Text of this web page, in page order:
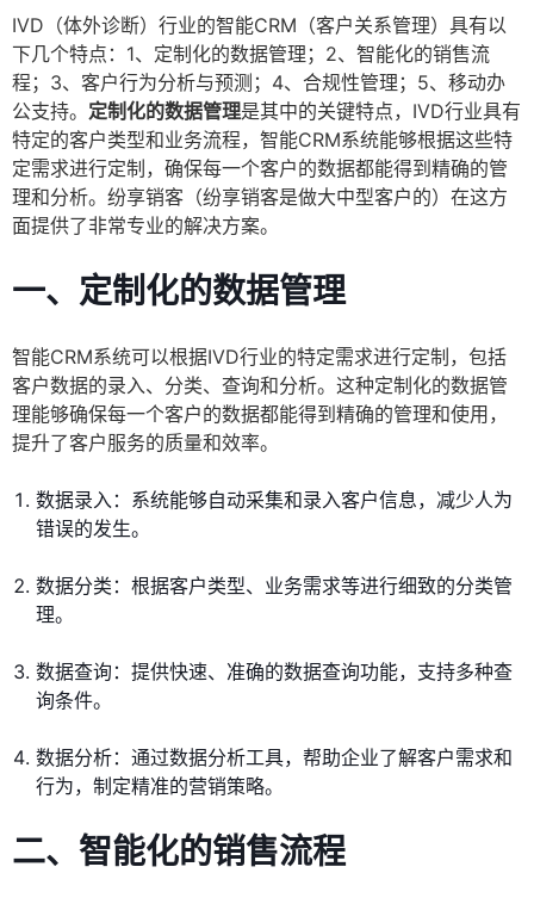
IVD（体外诊断）行业的智能CRM（客户关系管理）具有以
下几个特点：1、定制化的数据管理；2、智能化的销售流
程；3、客户行为分析与预测；4、合规性管理；5、移动办
公支持。 定制化的数据管理是其中的关键特点，IVD行业具有
特定的客户类型和业务流程，智能CRM系统能够根据这些特
定需求进行定制，确保每一个客户的数据都能得到精确的管
理和分析。纷享销客（纷享销客是做大中型客户的）在这方
面提供了非常专业的解决方案。
一、定制化的数据管理
智能CRM系统可以根据IVD行业的特定需求进行定制，包括
客户数据的录入、分类、查询和分析。这种定制化的数据管
理能够确保每一个客户的数据都能得到精确的管理和使用，
提升了客户服务的质量和效率。
数据录入：系统能够自动采集和录入客户信息，减少人为
错误的发生。
数据分类：根据客户类型、业务需求等进行细致的分类管
理。
数据查询：提供快速、准确的数据查询功能，支持多种查
询条件。
数据分析：通过数据分析工具，帮助企业了解客户需求和
行为，制定精准的营销策略。
二、智能化的销售流程